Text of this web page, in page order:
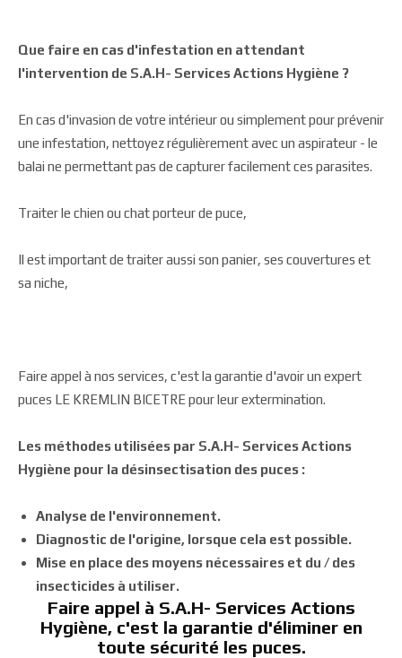
Que faire en cas d'infestation en attendant
l'intervention de S.A.H- Services Actions Hygiène ?
En cas d'invasion de votre intérieur ou simplement pour prévenir
une infestation, nettoyez régulièrement avec un aspirateur - le
balai ne permettant pas de capturer facilement ces parasites.
Traiter le chien ou chat porteur de puce,
Il est important de traiter aussi son panier, ses couvertures et
sa niche,
Faire appel à nos services, c'est la garantie d'avoir un expert
puces LE KREMLIN BICETRE pour leur extermination.
Les méthodes utilisées par S.A.H- Services Actions
Hygiène pour la désinsectisation des puces :
Analyse de l'environnement.
Diagnostic de l'origine, lorsque cela est possible.
Mise en place des moyens nécessaires et du / des
insecticides à utiliser.
Faire appel à S.A.H- Services Actions
Hygiène, c'est la garantie d'éliminer en
toute sécurité les puces.